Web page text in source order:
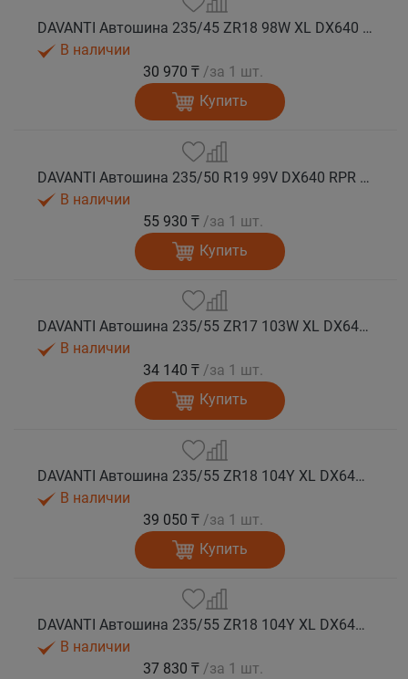
DAVANTI Автошина 235/45 ZR18 98W XL DX640 RPR лето (Таиланд)
В наличии
30 970 ₸ /за 1 шт.
Купить
DAVANTI Автошина 235/50 R19 99V DX640 RPR лето (Таиланд)
В наличии
55 930 ₸ /за 1 шт.
Купить
DAVANTI Автошина 235/55 ZR17 103W XL DX640 RPR лето
В наличии
34 140 ₸ /за 1 шт.
Купить
DAVANTI Автошина 235/55 ZR18 104Y XL DX640 RPR лето (Таиланд)
В наличии
39 050 ₸ /за 1 шт.
Купить
DAVANTI Автошина 235/55 ZR18 104Y XL DX640 RPR лето
В наличии
37 830 ₸ /за 1 шт.